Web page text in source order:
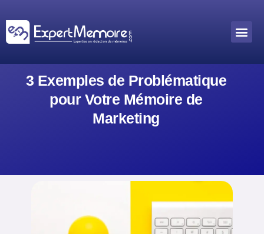
au
contenu
3 Exemples de Problématique
pour Votre Mémoire de
Marketing